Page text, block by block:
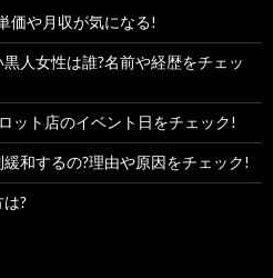
価や月収が気になる!
人女性は誰?名前や経歴をチェッ
ット店のイベント日をチェック!
和するの?理由や原因をチェック!
?